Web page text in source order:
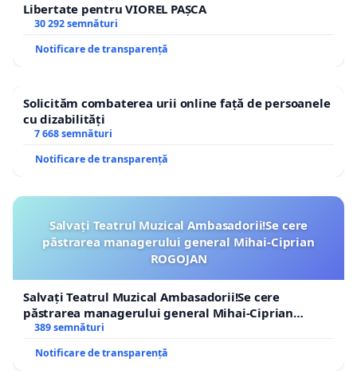
Libertate pentru VIOREL PAȘCA
30 292 semnături
Notificare de transparență
Solicităm combaterea urii online față de persoanele
cu dizabilități
7 668 semnături
Notificare de transparență
Salvați Teatrul Muzical Ambasadorii!Se cere
păstrarea managerului general Mihai-Ciprian
ROGOJAN
Salvați Teatrul Muzical Ambasadorii!Se cere
păstrarea managerului general Mihai-Ciprian
ROGOJAN
389 semnături
Notificare de transparență